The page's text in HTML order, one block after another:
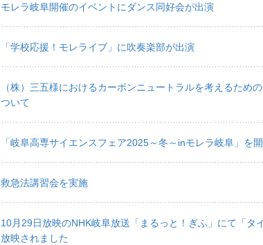
モレラ岐阜開催のイベントにダンス同好会が出演
「学校応援！モレライブ」に吹奏楽部が出演
（株）三五様におけるカーボンニュートラルを考えるため
ついて
「岐阜高専サイエンスフェア2025～冬～inモレラ岐阜」を
救急法講習会を実施
10月29日放映のNHK岐阜放送「まるっと！ぎふ」にて「タ
放映されました